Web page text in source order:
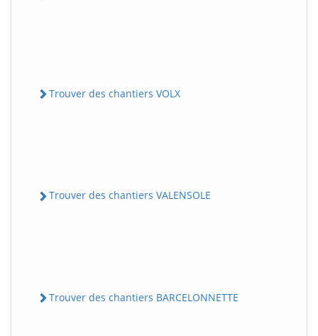
Trouver des chantiers VOLX
Trouver des chantiers VALENSOLE
Trouver des chantiers BARCELONNETTE